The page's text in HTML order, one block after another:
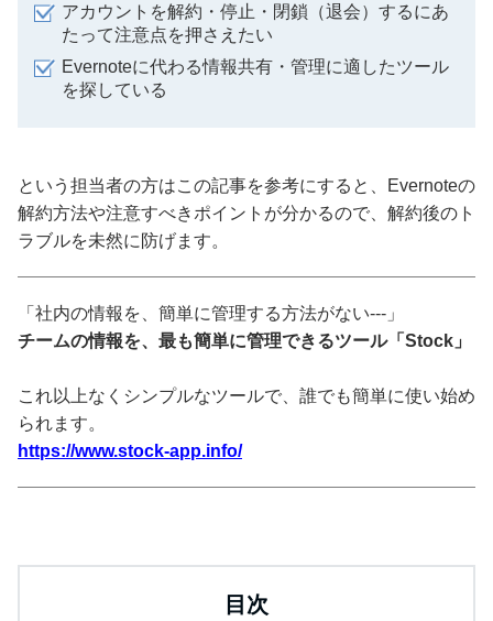
アカウントを解約・停止・閉鎖（退会）するにあ
たって注意点を押さえたい
Evernoteに代わる情報共有・管理に適したツール
を探している
という担当者の方はこの記事を参考にすると、Evernoteの
解約方法や注意すべきポイントが分かるので、解約後のト
ラブルを未然に防げます。
「社内の情報を、簡単に管理する方法がない---」
チームの情報を、最も簡単に管理できるツール「Stock」
これ以上なくシンプルなツールで、誰でも簡単に使い始め
られます。
https://www.stock-app.info/
目次